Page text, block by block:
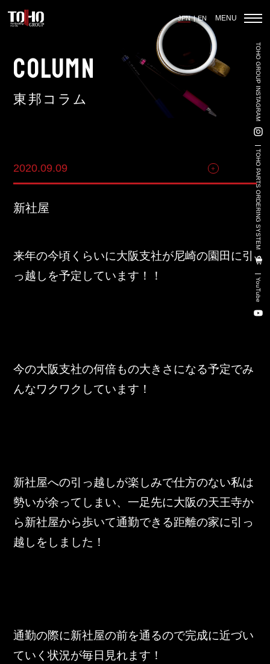
JPN EN MENU
中古車販売事業
輸出入事業
新卒・キャリア採用コンサルティング事業
株式会社 東邦ホールディングス
株式会社 ソナティック
東邦グループの採用情報
TOHO PARTS ORDERING SYSTEM
TOHO GROUP INSTAGRAM
TOHO PARTS ORDERING SYSTEM
YouTube
COLUMN
東邦コラム
2020.09.09 その他
新社屋
来年の今頃くらいに大阪支社が尼崎の園田に引
っ越しを予定しています！！
今の大阪支社の何倍もの大きさになる予定でみ
んなワクワクしています！
新社屋への引っ越しが楽しみで仕方のない私は
勢いが余ってしまい、一足先に大阪の天王寺か
ら新社屋から歩いて通勤できる距離の家に引っ
越しをしました！
通勤の際に新社屋の前を通るので完成に近づい
ていく状況が毎日見れます！